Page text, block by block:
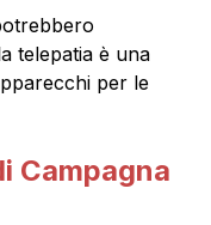
telepatia è una
per le
Campagna